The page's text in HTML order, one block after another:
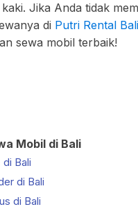
Jika Anda tidak
di Putri Rental Bali
sewa mobil terbaik!
Mobil di Bali
Bali
di Bali
di Bali